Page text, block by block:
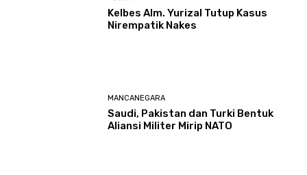
Kelbes Alm. Yurizal Tutup Kasus
Nirempatik Nakes
MANCANEGARA
Saudi, Pakistan dan Turki Bentuk
Aliansi Militer Mirip NATO